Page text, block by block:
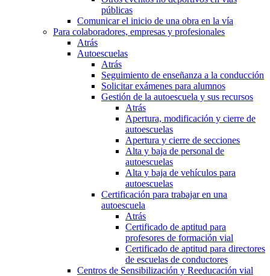
públicas
Comunicar el inicio de una obra en la vía
Para colaboradores, empresas y profesionales
Atrás
Autoescuelas
Atrás
Seguimiento de enseñanza a la conducción
Solicitar exámenes para alumnos
Gestión de la autoescuela y sus recursos
Atrás
Apertura, modificación y cierre de
autoescuelas
Apertura y cierre de secciones
Alta y baja de personal de
autoescuelas
Alta y baja de vehículos para
autoescuelas
Certificación para trabajar en una
autoescuela
Atrás
Certificado de aptitud para
profesores de formación vial
Certificado de aptitud para directores
de escuelas de conductores
Centros de Sensibilización y Reeducación vial